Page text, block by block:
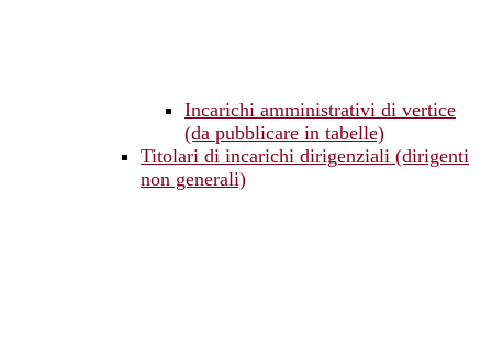
Incarichi amministrativi di vertice
(da pubblicare in tabelle)
Titolari di incarichi dirigenziali (dirigenti
non generali)